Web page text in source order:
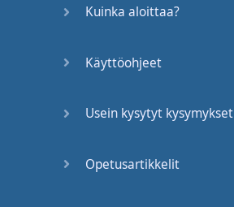
Kuinka aloittaa?
Käyttöohjeet
Usein kysytyt kysymykset
Opetusartikkelit